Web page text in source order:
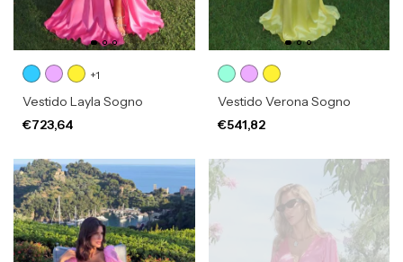
+1
Vestido Layla Sogno
€723,64
Vestido Verona Sogno
€541,82